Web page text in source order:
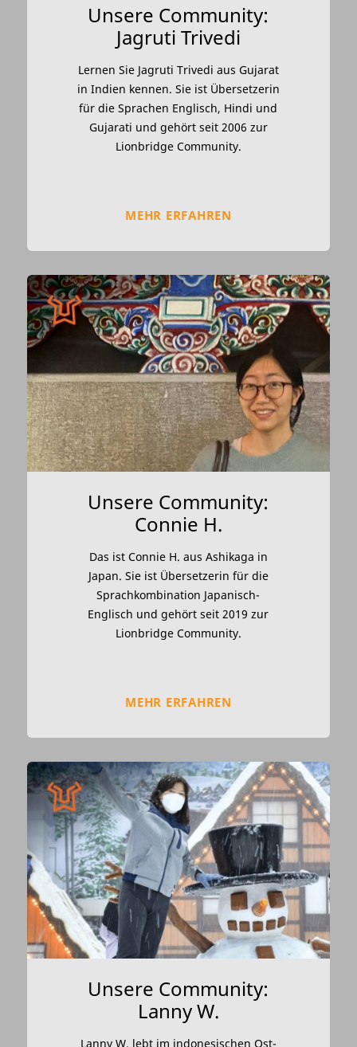
Unsere Community:
Jagruti Trivedi
Lernen Sie Jagruti Trivedi aus Gujarat
in Indien kennen. Sie ist Übersetzerin
für die Sprachen Englisch, Hindi und
Gujarati und gehört seit 2006 zur
Lionbridge Community.
MEHR ERFAHREN
Unsere Community:
Connie H.
Das ist Connie H. aus Ashikaga in
Japan. Sie ist Übersetzerin für die
Sprachkombination Japanisch-
Englisch und gehört seit 2019 zur
Lionbridge Community.
MEHR ERFAHREN
Unsere Community:
Lanny W.
Lanny W. lebt im indonesischen Ost-